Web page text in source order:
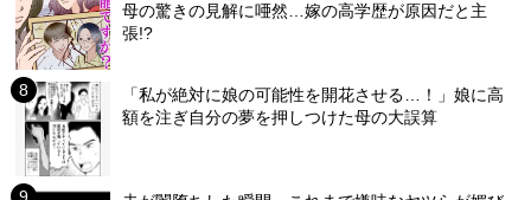
母の驚きの見解に唖然…嫁の高学歴が原因だと主
張!?
「私が絶対に娘の可能性を開花させる…！」娘に高
額を注ぎ自分の夢を押しつけた母の大誤算